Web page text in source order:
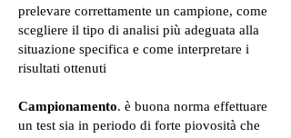
prelevare correttamente un campione, come
scegliere il tipo di analisi più adeguata alla
situazione specifica e come interpretare i
risultati ottenuti
Campionamento. è buona norma effettuare
un test sia in periodo di forte piovosità che